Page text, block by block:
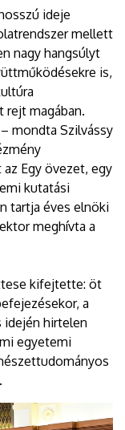
ideje
mellett
nagy hangsúlyt
is,
rejt magában.
mondta Szilvássy
Egy övezet, egy
kutatási
tartja éves elnöki
meghívta a
kifejtette: öt
a
hirtelen
egyetemi